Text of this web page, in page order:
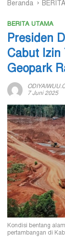
Beranda
BERITA UTAMA
Presiden
Cabut Izin
Geopark
7 Juni 2025
Kondisi bentang
pertambangan di